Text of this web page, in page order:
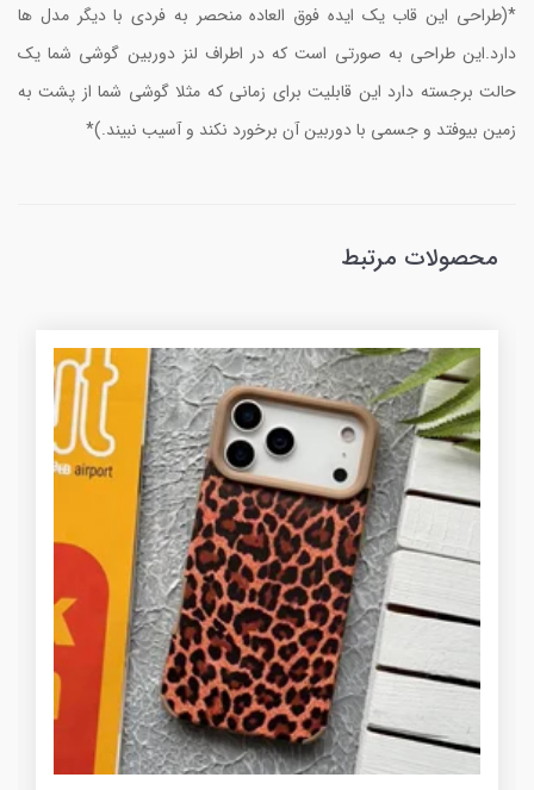
*(طراحی این قاب یک ایده فوق العاده منحصر به فردی با دیگر مدل ها
دارد.این طراحی به صورتی است که در اطراف لنز دوربین گوشی شما یک
حالت برجسته دارد این قابلیت برای زمانی که مثلا گوشی شما از پشت به
زمین بیوفتد و جسمی با دوربین آن برخورد نکند و آسیب نبیند.)*
محصولات مرتبط